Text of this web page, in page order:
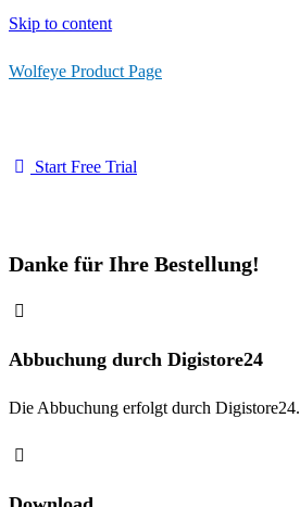
Skip to content
Wolfeye Product Page
Start Free Trial
Danke für Ihre Bestellung!
Abbuchung durch Digistore24
Die Abbuchung erfolgt durch Digistore24.